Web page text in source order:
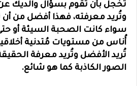
تخجل بأن تقوم بسؤال والديك
وتُريد معرفته، فهذا أفضل من أن
سواء كانت الصحبة السيئة أو
أُناس من مستويات مُتدنية
تُريد الأفضل وتُريد معرفة
الصور الكاذبة كما هو شائع.